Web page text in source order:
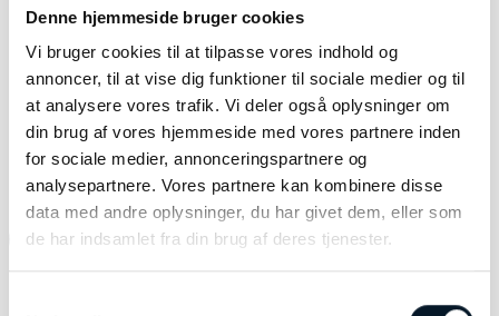
Denne hjemmeside bruger cookies
Vi bruger cookies til at tilpasse vores indhold og
annoncer, til at vise dig funktioner til sociale medier og til
at analysere vores trafik. Vi deler også oplysninger om
din brug af vores hjemmeside med vores partnere inden
for sociale medier, annonceringspartnere og
analysepartnere. Vores partnere kan kombinere disse
data med andre oplysninger, du har givet dem, eller som
de har indsamlet fra din brug af deres tjenester.
RELATEREDE VARER
-10% -30%